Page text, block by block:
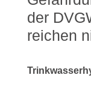
der
reichen